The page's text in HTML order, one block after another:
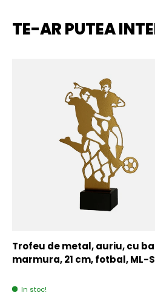
TE-AR PUTEA
Trofeu de metal, auriu, cu
marmura, 21 cm, fotbal, ML-
In stoc!